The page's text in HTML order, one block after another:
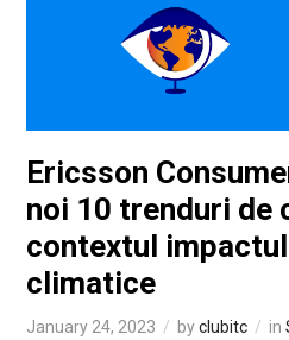
Ericsson
noi 10 trenduri de
contextul
climatice
January 24, 2023 byclubitc in